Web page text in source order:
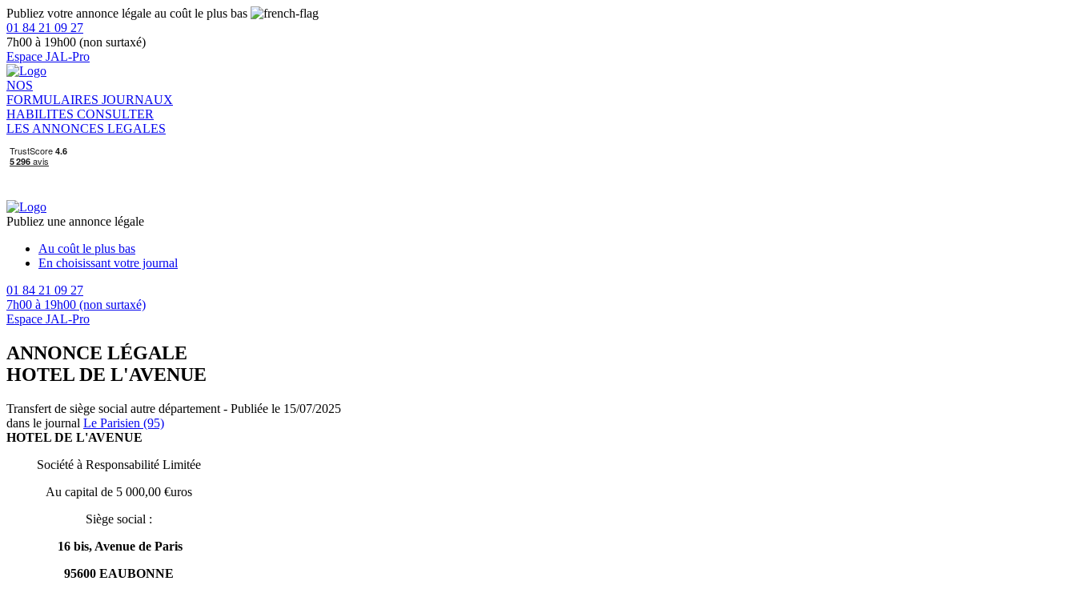
Publiez votre annonce légale au coût le plus bas
01 84 21 09 27
7h00 à 19h00 (non surtaxé)
Espace JAL-Pro
NOS
FORMULAIRES JOURNAUX
HABILITES CONSULTER
LES ANNONCES LEGALES
Publiez une annonce légale
Au coût le plus bas
En choisissant votre journal
01 84 21 09 27
7h00 à 19h00 (non surtaxé)
Espace JAL-Pro
ANNONCE LÉGALE
HOTEL DE L'AVENUE
Transfert de siège social autre département - Publiée le 15/07/2025
dans le journal Le Parisien (95)
HOTEL DE L'AVENUE
Société à Responsabilité Limitée
Au capital de 5 000,00 €uros
Siège social :
16 bis, Avenue de Paris
95600 EAUBONNE